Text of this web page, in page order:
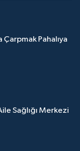
Çarpmak Pahalıya
Sağlığı Merkezi